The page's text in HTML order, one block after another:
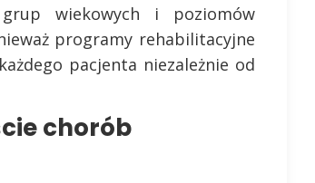
wiekowych i poziomów
programy rehabilitacyjne
pacjenta niezależnie od
chorób